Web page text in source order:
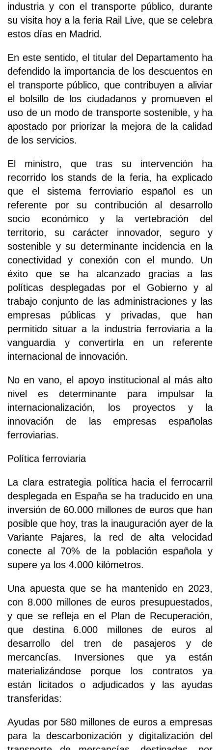
industria y con el transporte público, durante
su visita hoy a la feria Rail Live, que se celebra
estos días en Madrid.
En este sentido, el titular del Departamento ha
defendido la importancia de los descuentos en
el transporte público, que contribuyen a aliviar
el bolsillo de los ciudadanos y promueven el
uso de un modo de transporte sostenible, y ha
apostado por priorizar la mejora de la calidad
de los servicios.
El ministro, que tras su intervención ha
recorrido los stands de la feria, ha explicado
que el sistema ferroviario español es un
referente por su contribución al desarrollo
socio económico y la vertebración del
territorio, su carácter innovador, seguro y
sostenible y su determinante incidencia en la
conectividad y conexión con el mundo. Un
éxito que se ha alcanzado gracias a las
políticas desplegadas por el Gobierno y al
trabajo conjunto de las administraciones y las
empresas públicas y privadas, que han
permitido situar a la industria ferroviaria a la
vanguardia y convertirla en un referente
internacional de innovación.
No en vano, el apoyo institucional al más alto
nivel es determinante para impulsar la
internacionalización, los proyectos y la
innovación de las empresas españolas
ferroviarias.
Política ferroviaria
La clara estrategia política hacia el ferrocarril
desplegada en España se ha traducido en una
inversión de 60.000 millones de euros que han
posible que hoy, tras la inauguración ayer de la
Variante Pajares, la red de alta velocidad
conecte al 70% de la población española y
supere ya los 4.000 kilómetros.
Una apuesta que se ha mantenido en 2023,
con 8.000 millones de euros presupuestados,
y que se refleja en el Plan de Recuperación,
que destina 6.000 millones de euros al
desarrollo del tren de pasajeros y de
mercancías. Inversiones que ya están
materializándose porque los contratos ya
están licitados o adjudicados y las ayudas
transferidas:
Ayudas por 580 millones de euros a empresas
para la descarbonización y digitalización del